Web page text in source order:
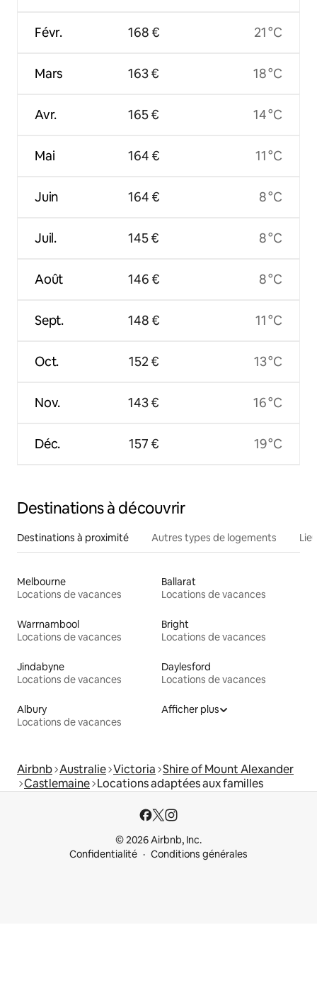
Févr.
Mars
Avr.
Mai
Juin
Juil.
Août
Sept.
Oct.
Nov.
Déc.
168 €
163 €
165 €
164 €
164 €
145 €
146 €
148 €
152 €
143 €
157 €
21 °C
18 °C
14 °C
11 °C
8 °C
8 °C
8 °C
11 °C
13 °C
16 °C
19 °C
Destinations à découvrir
Destinations à proximité Autres types de logements
Melbourne
Locations de vacances
Ballarat
Locations de vacances
Warrnambool
Locations de vacances
Bright
Locations de vacances
Jindabyne
Locations de vacances
Daylesford
Locations de vacances
Albury
Locations de vacances
Afficher plus
Airbnb Australie Victoria Shire of Mount Alexander
Castlemaine Locations adaptées aux familles
© 2026 Airbnb, Inc.
Confidentialité
Conditions générales